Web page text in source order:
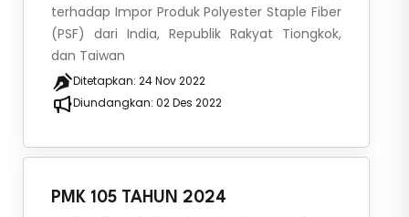
terhadap Impor Produk Polyester Staple Fiber
(PSF) dari India, Republik Rakyat Tiongkok,
dan Taiwan
Ditetapkan: 24 Nov 2022
Diundangkan: 02 Des 2022
PMK 105 TAHUN 2024